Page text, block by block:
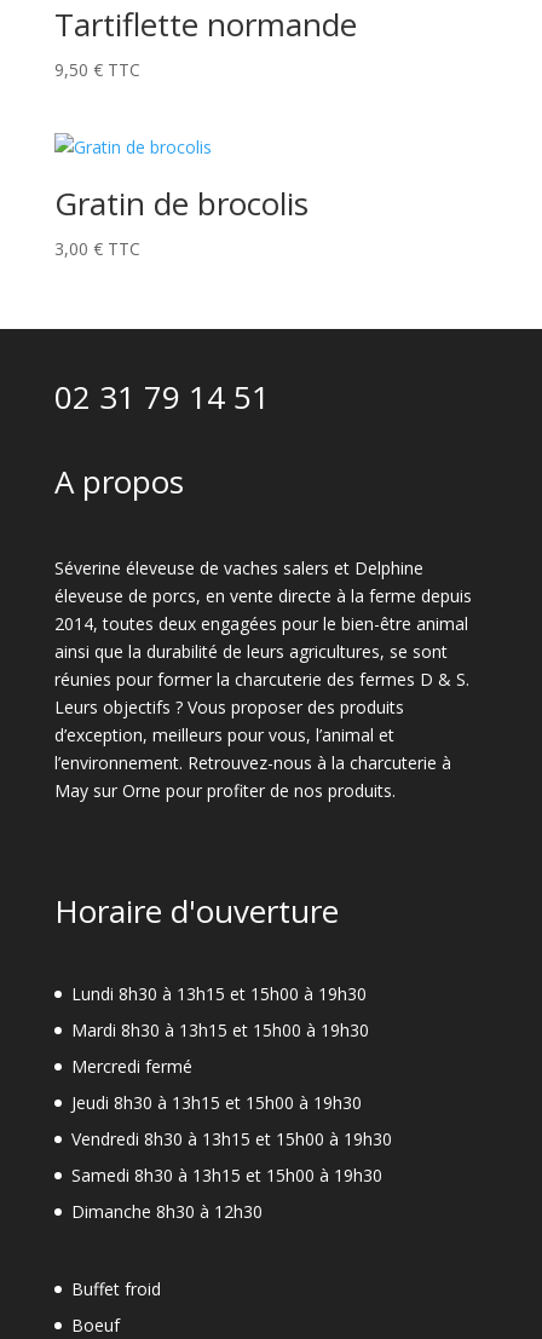
Tartiflette normande
9,50 € TTC
Gratin de brocolis
3,00 € TTC
02 31 79 14 51
A propos
Séverine éleveuse de vaches salers et Delphine
éleveuse de porcs, en vente directe à la ferme depuis
2014, toutes deux engagées pour le bien-être animal
ainsi que la durabilité de leurs agricultures, se sont
réunies pour former la charcuterie des fermes D & S.
Leurs objectifs ? Vous proposer des produits
d’exception, meilleurs pour vous, l’animal et
l’environnement. Retrouvez-nous à la charcuterie à
May sur Orne pour profiter de nos produits.
Horaire d'ouverture
Lundi 8h30 à 13h15 et 15h00 à 19h30
Mardi 8h30 à 13h15 et 15h00 à 19h30
Mercredi fermé
Jeudi 8h30 à 13h15 et 15h00 à 19h30
Vendredi 8h30 à 13h15 et 15h00 à 19h30
Samedi 8h30 à 13h15 et 15h00 à 19h30
Dimanche 8h30 à 12h30
Buffet froid
Boeuf